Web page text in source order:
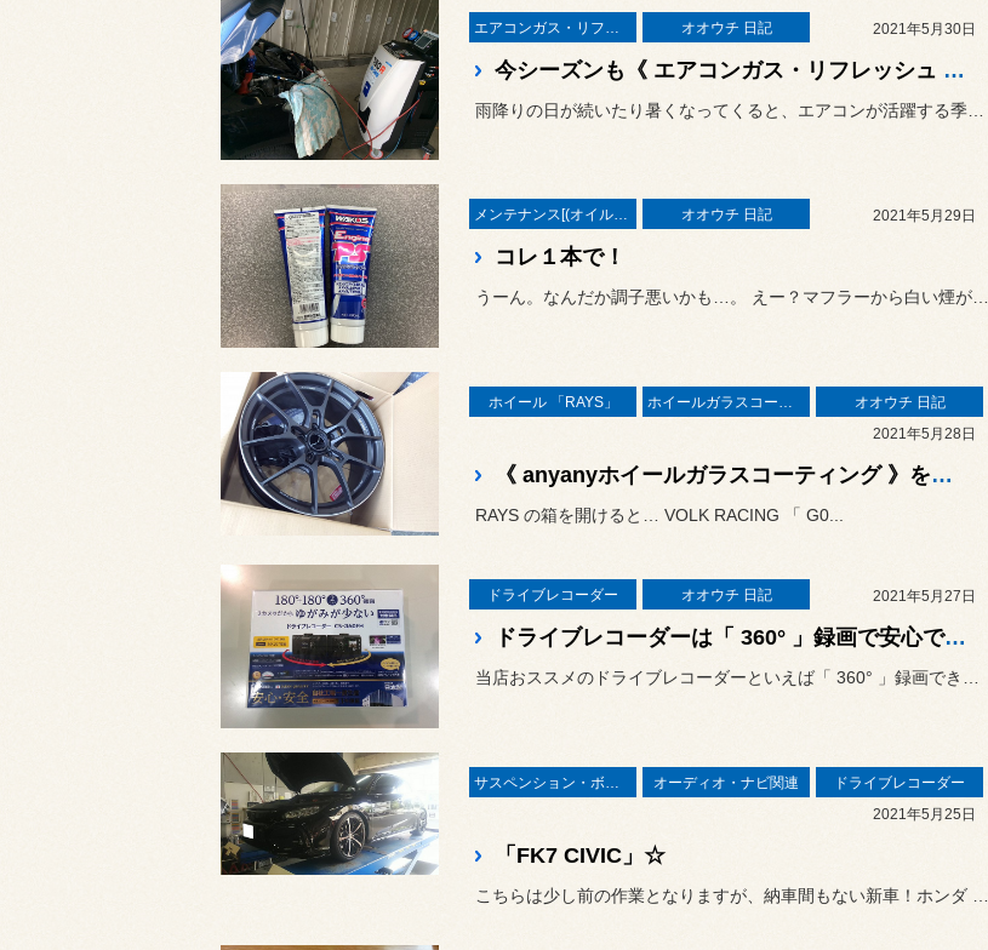
エアコンガス・リフレッシュ オオウチ 日記 2021年5月30日
今シーズンも《 エアコンガス・リフレッシュ 》始まりました！
メンテナンス[(オイル・バッテリー・ＲＥＣＳなど) オオウチ 日記 2021年5月29日
コレ１本で！
うーん。なんだか調子悪いかも…。 えー？マフラーから白い煙がー！？
ホイール 「RAYS」 ホイールガラスコーティング
オオウチ 日記
2021年5月28日
《 anyanyホイールガラスコーティング 》を穴あきの…
RAYS の箱を開けると… VOLK RACING 「 G0...
ドライブレコーダー オオウチ 日記 2021年5月27日
ドライブレコーダーは「 360° 」録画で安心です。
当店おススメのドライブレコーダーといえば「 360° 」録画できる...
オーディオ・ナビ関連
ドライブレコーダー
2021年5月25日
「FK7 CIVIC」☆